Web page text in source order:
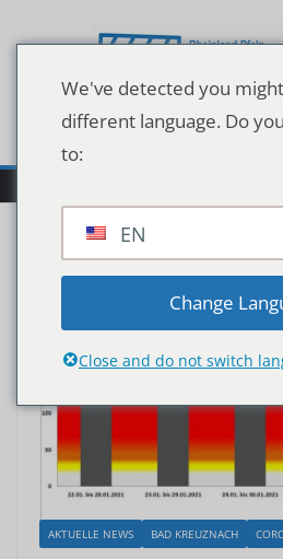
Inhalt
AKTUELLE NEWS BAD KREUZNACH
We've detected you
different language. Do
to:
EN
Change
Close and do not switch